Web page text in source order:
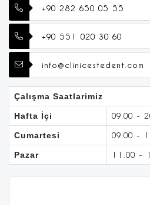
+90 282 650 05 55
+90 551 020 30 60
info@clinicestedent.com
Çalışma Saatlarimiz
Hafta İçi 09:00 -
Cumartesi 09:00 -
Pazar 11:00 -